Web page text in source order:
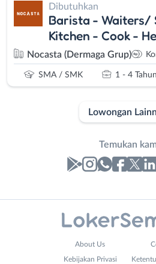
Dibutuhkan
Barista - Waiters/
Kitchen - Cook -
Nocasta (Dermaga Grup)
SMA / SMK 1 - 4 Tahun
Lowongan
Temukan
About Us
Kebijakan Privasi